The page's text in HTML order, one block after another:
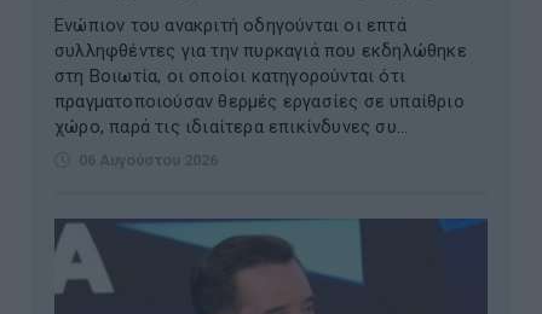
Ενώπιον του ανακριτή οδηγούνται οι επτά
συλληφθέντες για την πυρκαγιά που εκδηλώθηκε
στη Βοιωτία, οι οποίοι κατηγορούνται ότι
πραγματοποιούσαν θερμές εργασίες σε υπαίθριο
χώρο, παρά τις ιδιαίτερα επικίνδυνες συ...